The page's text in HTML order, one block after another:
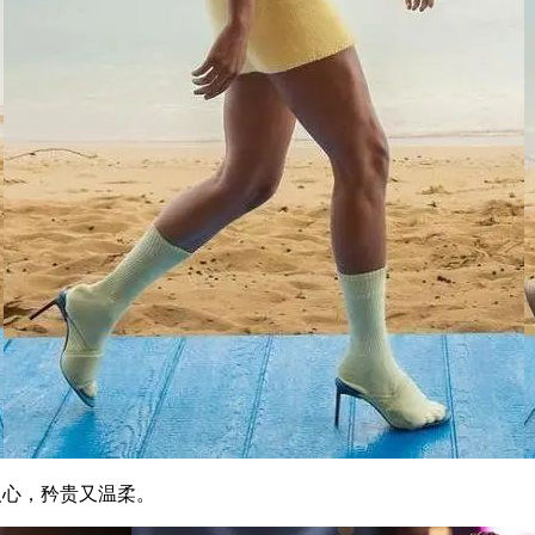
，矜贵又温柔。